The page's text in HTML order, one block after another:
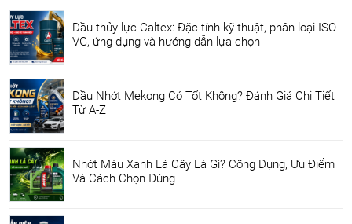
Dầu thủy lực Caltex: Đặc tính kỹ thuật, phân loại ISO
VG, ứng dụng và hướng dẫn lựa chọn
Dầu Nhớt Mekong Có Tốt Không? Đánh Giá Chi Tiết
Từ A-Z
Nhớt Màu Xanh Lá Cây Là Gì? Công Dụng, Ưu Điểm
Và Cách Chọn Đúng